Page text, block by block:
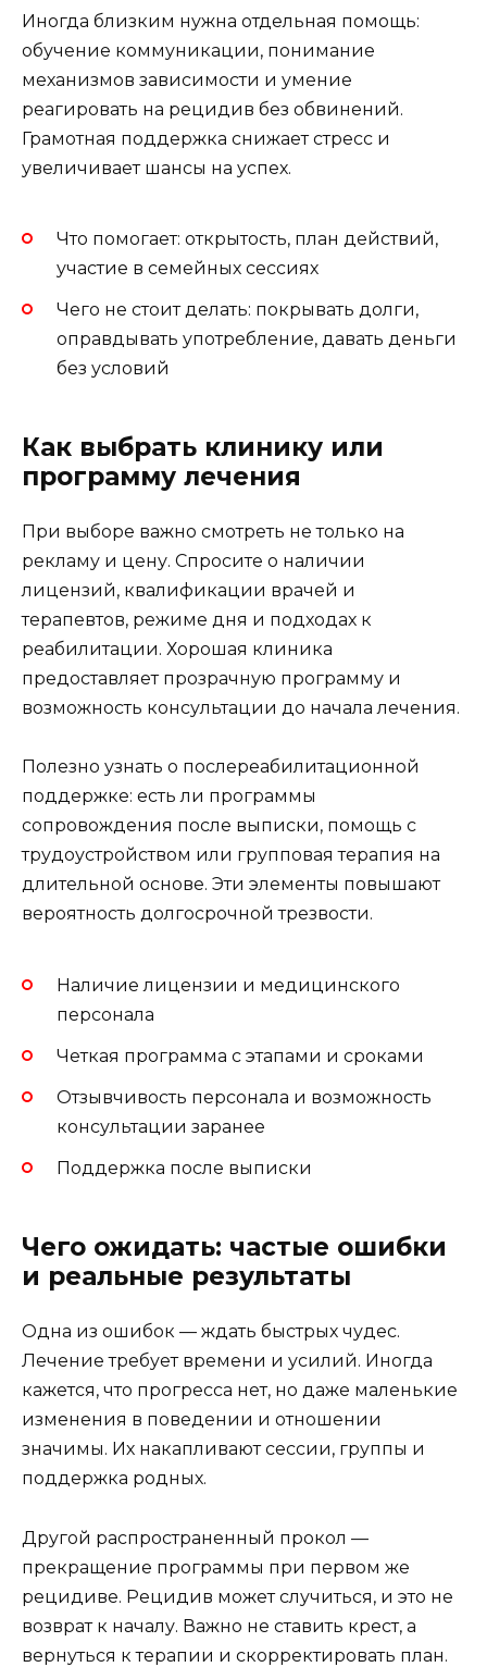
Иногда близким нужна отдельная помощь:
обучение коммуникации, понимание
механизмов зависимости и умение
реагировать на рецидив без обвинений.
Грамотная поддержка снижает стресс и
увеличивает шансы на успех.
Что помогает: открытость, план действий,
участие в семейных сессиях
Чего не стоит делать: покрывать долги,
оправдывать употребление, давать деньги
без условий
Как выбрать клинику или
программу лечения
При выборе важно смотреть не только на
рекламу и цену. Спросите о наличии
лицензий, квалификации врачей и
терапевтов, режиме дня и подходах к
реабилитации. Хорошая клиника
предоставляет прозрачную программу и
возможность консультации до начала лечения.
Полезно узнать о послереабилитационной
поддержке: есть ли программы
сопровождения после выписки, помощь с
трудоустройством или групповая терапия на
длительной основе. Эти элементы повышают
вероятность долгосрочной трезвости.
Наличие лицензии и медицинского
персонала
Четкая программа с этапами и сроками
Отзывчивость персонала и возможность
консультации заранее
Поддержка после выписки
Чего ожидать: частые ошибки
и реальные результаты
Одна из ошибок — ждать быстрых чудес.
Лечение требует времени и усилий. Иногда
кажется, что прогресса нет, но даже маленькие
изменения в поведении и отношении
значимы. Их накапливают сессии, группы и
поддержка родных.
Другой распространенный прокол —
прекращение программы при первом же
рецидиве. Рецидив может случиться, и это не
возврат к началу. Важно не ставить крест, а
вернуться к терапии и скорректировать план.